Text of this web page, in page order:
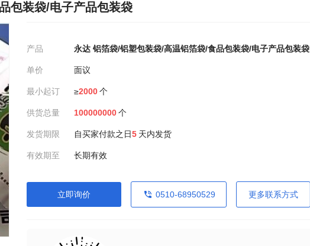
包装袋/电子产品包装袋
产品 永达 铝箔袋/铝塑包装袋/高温铝箔袋/食品包装袋/电子产品包装袋
单价 面议
最小起订 ≥2000个
供货总量 100000000个
发货期限 自买家付款之日5 天内发货
有效期至 长期有效
立即询价 0510-68950529 更多联系方式